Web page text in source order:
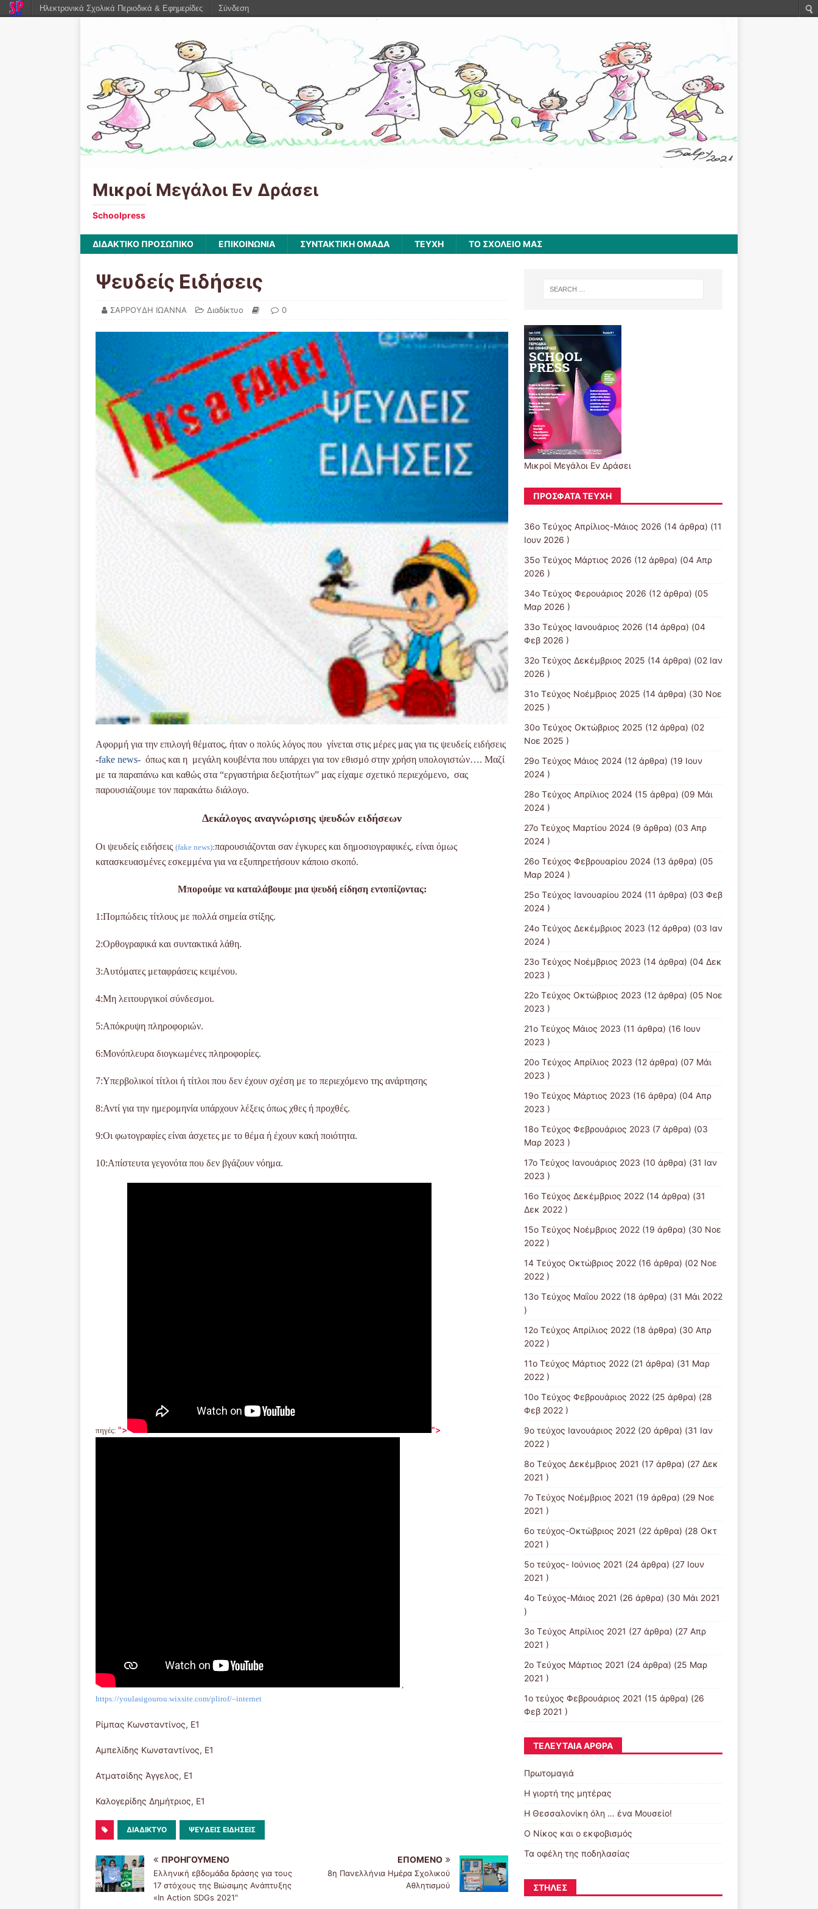
Μικροί Μεγάλοι Εν Δράσει
Schoolpress
ΔΙΔΑΚΤΙΚΟ ΠΡΟΣΩΠΙΚΟ ΕΠΙΚΟΙΝΩΝΙΑ ΣΥΝΤΑΚΤΙΚΗ ΟΜΑΔΑ ΤΕΥΧΗ ΤΟ ΣΧΟΛΕΙΟ ΜΑΣ
Ψευδείς Ειδήσεις
ΣΑΡΡΟΥΔΗ ΙΩΑΝΝΑ Διαδίκτυο 0
Αφορμή για την επιλογή θέματος, ήταν ο πολύς λόγος που γίνεται στις μέρες μας για τις ψευδείς ειδήσεις
-fake news- όπως και η μεγάλη κουβέντα που υπάρχει για τον εθισμό στην χρήση υπολογιστών…. Μαζί
με τα παραπάνω και καθώς στα “εργαστήρια δεξιοτήτων” μας είχαμε σχετικό περιεχόμενο, σας
παρουσιάζουμε τον παρακάτω διάλογο.
Δεκάλογος αναγνώρισης ψευδών ειδήσεων
Οι ψευδείς ειδήσεις (fake news):παρουσιάζονται σαν έγκυρες και δημοσιογραφικές, είναι όμως
κατασκευασμένες εσκεμμένα για να εξυπηρετήσουν κάποιο σκοπό.
Μπορούμε να καταλάβουμε μια ψευδή είδηση εντοπίζοντας:
1 :Πομπώδεις τίτλους με πολλά σημεία στίξης.
2:Ορθογραφικά και συντακτικά λάθη.
3:Αυτόματες μεταφράσεις κειμένου.
4:Μη λειτουργικοί σύνδεσμοι.
5:Απόκρυψη πληροφοριών.
6:Μονόπλευρα διογκωμένες πληροφορίες.
7:Υπερβολικοί τίτλοι ή τίτλοι που δεν έχουν σχέση με το περιεχόμενο της ανάρτησης
8:Αντί για την ημερομηνία υπάρχουν λέξεις όπως χθες ή προχθές.
9:Οι φωτογραφίες είναι άσχετες με το θέμα ή έχουν κακή ποιότητα.
10:Απίστευτα γεγονότα που δεν βγάζουν νόημα.
πηγές: "> ">
https://youlasigourou.wixsite.com/plirof/–internet
Ρίμπας Κωνσταντίνος, Ε1
Αμπελίδης Κωνσταντίνος, Ε1
Ατματσίδης Άγγελος, Ε1
Καλογερίδης Δημήτριος, Ε1
ΔΙΑΔΊΚΤΥΟ ΨΕΥΔΕΊΣ ΕΙΔΉΣΕΙΣ
ΠΡΟΗΓΟΎΜΕΝΟ
Ελληνική εβδομάδα δράσης για τους
17 στόχους της Βιώσιμης Ανάπτυξης
«Ιn Action SDGs 2021″
ΕΠΌΜΕΝΟ
8η Πανελλήνια Ημέρα Σχολικού
Αθλητισμού
Μικροί Μεγάλοι Εν Δράσει
ΠΡΌΣΦΑΤΑ ΤΕΎΧΗ
36ο Τεύχος Απρίλιος-Μάιος 2026 (14 άρθρα) (11
Ιουν 2026 )
35ο Τεύχος Μάρτιος 2026 (12 άρθρα) (04 Απρ
2026 )
34ο Τεύχος Φερουάριος 2026 (12 άρθρα) (05
Μαρ 2026 )
33ο Τεύχος Ιανουάριος 2026 (14 άρθρα) (04
Φεβ 2026 )
32ο Τεύχος Δεκέμβριος 2025 (14 άρθρα) (02 Ιαν
2026 )
31ο Τεύχος Νοέμβριος 2025 (14 άρθρα) (30 Νοε
2025 )
30ο Τεύχος Οκτώβριος 2025 (12 άρθρα) (02
Νοε 2025 )
29ο Τεύχος Μάιος 2024(12 άρθρα) (19 Ιουν
2024 )
28ο Τεύχος Απρίλιος 2024(15 άρθρα) (09 Μάι
2024 )
27ο Τεύχος Μαρτίου 2024(9 άρθρα) (03 Απρ
2024 )
26ο Τεύχος Φεβρουαρίου 2024(13 άρθρα) (05
Μαρ 2024 )
25ο Τεύχος Ιανουαρίου 2024(11 άρθρα) (03 Φεβ
2024 )
24ο Τεύχος Δεκέμβριος 2023 (12 άρθρα) (03 Ιαν
2024 )
23ο Τεύχος Νοέμβριος 2023 (14 άρθρα) (04 Δεκ
2023 )
22ο Τεύχος Οκτώβριος 2023 (12 άρθρα) (05 Νοε
2023 )
21ο Τεύχος Μάιος 2023 (11 άρθρα) (16 Ιουν
2023 )
20ο Τεύχος Απρίλιος 2023 (12 άρθρα) (07 Μάι
2023 )
19ο Τεύχος Μάρτιος 2023 (16 άρθρα) (04 Απρ
2023 )
18ο Τεύχος Φεβρουάριος 2023 (7 άρθρα) (03
Μαρ 2023 )
17ο Τεύχος Ιανουάριος 2023 (10 άρθρα) (31 Ιαν
2023 )
16ο Τεύχος Δεκέμβριος 2022(14 άρθρα) (31
Δεκ 2022 )
15o Τεύχος Νοέμβριος 2022(19 άρθρα) (30 Νοε
2022 )
14 Tεύχος Οκτώβριος 2022(16 άρθρα) (02 Νοε
2022 )
13ο Τεύχος Μαΐου 2022(18 άρθρα) (31 Μάι 2022
)
12ο Τεύχος Απρίλιος 2022(18 άρθρα) (30 Απρ
2022 )
11o Tεύχος Μάρτιος 2022(21 άρθρα) (31 Μαρ
2022 )
10o Tεύχος Φεβρουάριος 2022(25 άρθρα) (28
Φεβ 2022 )
9o τεύχος Ιανουάριος 2022(20 άρθρα) (31 Ιαν
2022 )
8o Tεύχος Δεκέμβριος 2021 (17 άρθρα) (27 Δεκ
2021 )
7o Τεύχος Νοέμβριος 2021 (19 άρθρα) (29 Νοε
2021 )
6ο τεύχος-Οκτώβριος 2021 (22 άρθρα) (28 Οκτ
2021 )
5ο τεύχος- Ιούνιος 2021 (24 άρθρα) (27 Ιουν
2021 )
4o Tεύχος-Μάιος 2021 (26 άρθρα) (30 Μάι 2021
)
3ο Τεύχος Απρίλιος 2021 (27 άρθρα) (27 Απρ
2021 )
2o Tεύχος Μάρτιος 2021 (24 άρθρα) (25 Μαρ
2021 )
1ο τεύχος Φεβρουάριος 2021 (15 άρθρα) (26
Φεβ 2021 )
ΤΕΛΕΥΤΑΊΑ ΆΡΘΡΑ
Πρωτομαγιά
Η γιορτή της μητέρας
Η Θεσσαλονίκη όλη … ένα Μουσείο!
Ο Νίκος και ο εκφοβισμός
Τα οφέλη της ποδηλασίας
ΣΤΉΛΕΣ
Ηλεκτρονικά Σχολικά Περιοδικά & Εφημερίδες Σύνδεση